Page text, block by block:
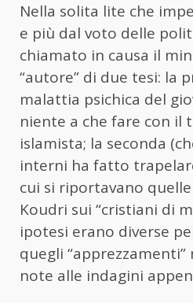
Nella solita lite che
e più dal voto delle
chiamato in causa il
“autore” di due tesi: la
malattia psichica del
niente a che fare con il
islamista; la seconda
interni ha fatto
cui si riportavano
Koudri sui “cristiani di
ipotesi erano diverse
quegli
note alle indagini